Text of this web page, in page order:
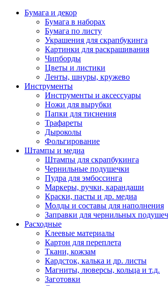
Бумага и декор
Бумага в наборах
Бумага по листу
Украшения для скрапбукинга
Картинки для раскрашивания
Чипборды
Цветы и листики
Ленты, шнуры, кружево
Инструменты
Инструменты и аксессуары
Ножи для вырубки
Папки для тиснения
Трафареты
Дыроколы
Фольгирование
Штампы и медиа
Штампы для скрапбукинга
Чернильные подушечки
Пудра для эмбоссинга
Маркеры, ручки, карандаши
Краски, пасты и др. медиа
Молды и составы для наполнения
Заправки для чернильных
Расходные
Клеевые материалы
Картон для переплета
Ткани, кожзам
Кардсток, калька и др. листы
Магниты, люверсы, кольца и т.д.
Заготовки